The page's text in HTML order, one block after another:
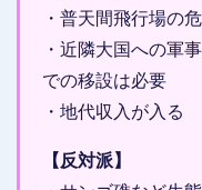
・普天間飛行場の
・近隣大国への軍
での移設は必要
・地代収入が入る
【反対派】